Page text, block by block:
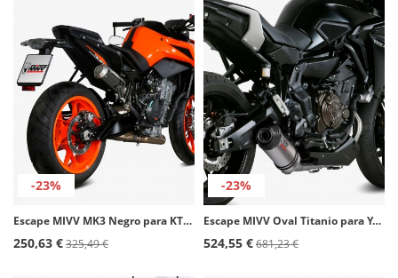
-23%
Escape MIVV MK3 Negro para KTM 790 Duke (18-26), 890 Duke (20-25) KT.020.SM3B
250,63 €325,49 €
-23%
Escape MIVV Oval Titanio para Yamaha Tracer 700 / 7 / GT (16-25) Y.058.L4C
524,55 €681,23 €